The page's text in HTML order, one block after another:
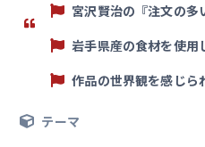
宮沢賢治の『注文の多
岩手県産の食材を使用
作品の世界観を感じら
テーマ